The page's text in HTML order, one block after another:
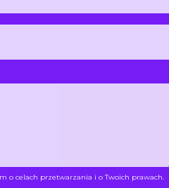
o celach przetwarzania i o Twoich prawach.